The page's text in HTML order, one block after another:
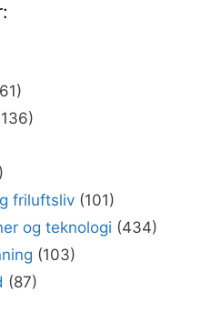
friluftsliv (101)
og teknologi (434)
(103)
(87)